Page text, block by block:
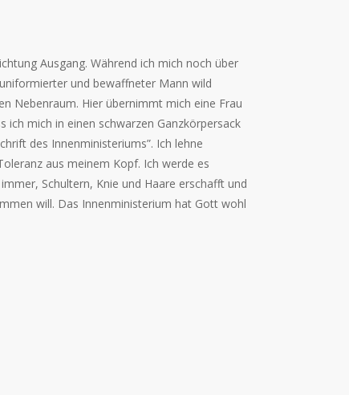
Ausgang. Während ich mich noch über
und bewaffneter Mann wild
Nebenraum. Hier übernimmt mich eine Frau
ich mich in einen schwarzen Ganzkörpersack
des Innenministeriums”. Ich lehne
aus meinem Kopf. Ich werde es
Schultern, Knie und Haare erschafft und
will. Das Innenministerium hat Gott wohl